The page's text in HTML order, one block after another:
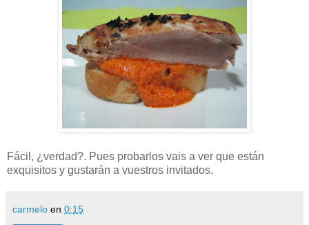
Fácil, ¿verdad?. Pues probarlos vais a ver que están
exquisitos y gustarán a vuestros invitados.
carmelo en 0:15